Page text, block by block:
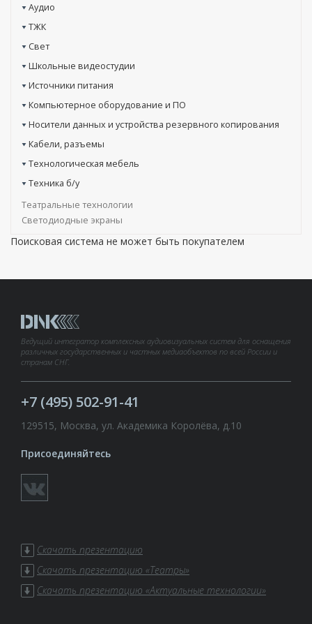
Аудио
ТЖК
Свет
Школьные видеостудии
Источники питания
Компьютерное оборудование и ПО
Носители данных и устройства резервного копирования
Кабели, разъемы
Технологическая мебель
Техника б/у
Театральные технологии
Светодиодные экраны
Поисковая система не может быть покупателем
Ведущий интегратор комплексных аудиовизуальных систем для оснащения
различных государственных и частных медиаобъектов по всей России и
странам СНГ.
+7 (495) 502-91-41
129515, Москва, ул. Академика Королёва, д.10
Присоединяйтесь
Скачать презентацию
Скачать презентацию «Театры»
Скачать презентацию «Актуальные технологии»